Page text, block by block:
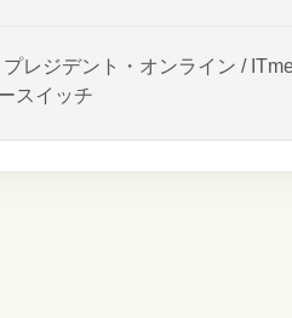
レジデント・オンライン /
スイッチ